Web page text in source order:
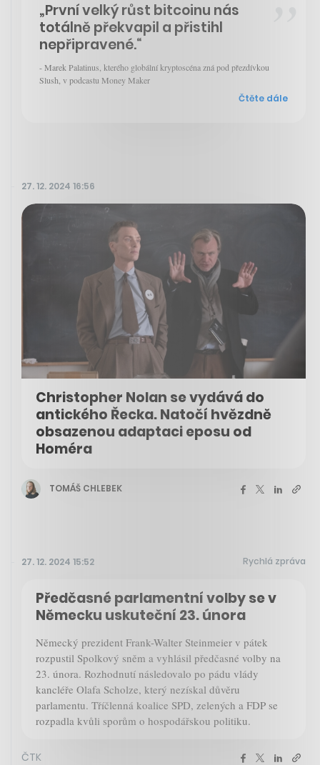
„První velký růst bitcoinu nás
totálně překvapil a přistihl
nepřipravené.“
- Marek Palatinus, kterého globální kryptoscéna zná pod přezdívkou
Slush, v podcastu Money Maker
Čtěte dále
27. 12. 2024 16:56
Christopher Nolan se vydává do
antického Řecka. Natočí hvězdně
obsazenou adaptaci eposu od
Homéra
TOMÁŠ CHLEBEK
27. 12. 2024 15:52 Rychlá zpráva
Předčasné parlamentní volby se v
Německu uskuteční 23. února
Německý prezident Frank-Walter Steinmeier v pátek
rozpustil Spolkový sněm a vyhlásil předčasné volby na
23. února. Rozhodnutí následovalo po pádu vlády
kancléře Olafa Scholze, který nezískal důvěru
parlamentu. Tříčlenná koalice SPD, zelených a FDP se
rozpadla kvůli sporům o hospodářskou politiku.
ČTK